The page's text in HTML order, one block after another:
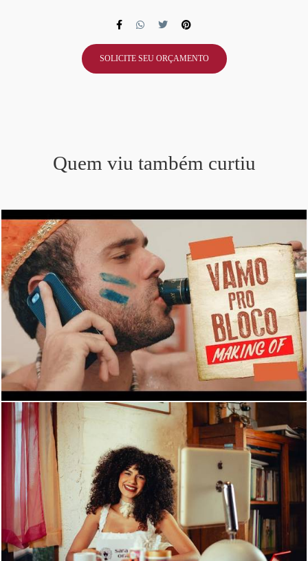
SOLICITE SEU ORÇAMENTO
Quem viu também curtiu
0
281 0